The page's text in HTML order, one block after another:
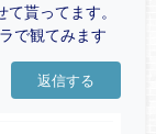
貰ってます。
で観てみます
返信する